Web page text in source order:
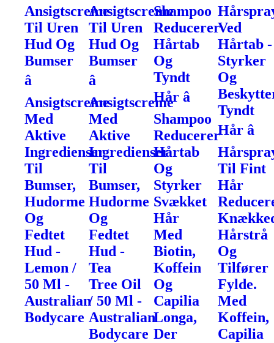
Ansigtscreme
Til Uren
Hud Og
Bumser
â
Ansigtscreme
Med
Aktive
Ingredienser
Til
Bumser,
Hudorme
Og
Fedtet
Hud -
Lemon /
50 Ml -
Australian
Bodycare
Ansigtscreme
Til Uren
Hud Og
Bumser
â
Ansigtscreme
Med
Aktive
Ingredienser
Til
Bumser,
Hudorme
Og
Fedtet
Hud -
Tea
Tree Oil
/ 50 Ml -
Australian
Bodycare
Shampoo
Reducerer
Hårtab
Og
Tyndt
Hår â
Shampoo
Reducerer
Hårtab
Og
Styrker
Svækket
Hår
Med
Biotin,
Koffein
Og
Capilia
Longa,
Der
Ved
Hårtab -
Styrker
Og
Tyndt
Hår â
Til Fint
Hår
Hårstrå
Og
Tilfører
Fylde.
Med
Koffein,
Capilia